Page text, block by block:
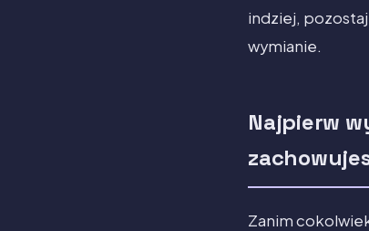
indziej,
wymianie.
Najpierw
Zanim